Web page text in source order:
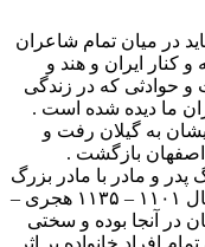
در میان تمام شاعران
کنار ایران و هند و
حوادثی که در زندگی
ما دیده شده است .
به گیلان رفت و
اصفهان بازگشت .
از مرگ پدر و مادر با مادر بزرگ
و برادران ار اصفهان به شیراز رفت. در سال ۱۱۰۱ – ۱۱۳۵ هجری –
در آنجا بوده و سختی
افراد خانواده بر اثر